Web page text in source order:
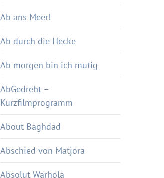
Ab ans Meer!
Ab durch die Hecke
Ab morgen bin ich mutig
AbGedreht –
Kurzfilmprogramm
About Baghdad
Abschied von Matjora
Absolut Warhola